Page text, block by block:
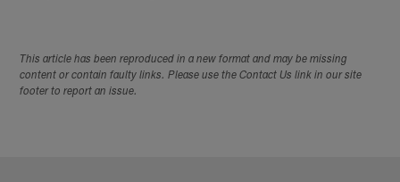
This article has been reproduced in a new format and may be missing
content or contain faulty links. Please use the Contact Us link in our site
footer to report an issue.